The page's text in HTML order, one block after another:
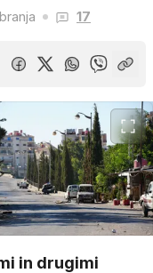
17
in drugimi